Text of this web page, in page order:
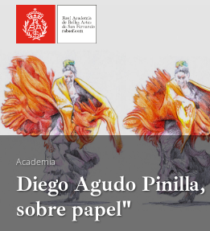
Academia
Diego Agudo
sobre papel"